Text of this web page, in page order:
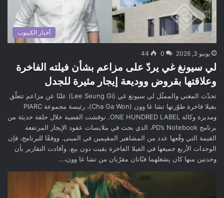
أخبار الكيبوب
يونيو 3, 2026 0
44
لي سيونغ غي يردّ على مزاعم بشأن فيلته الفاخرة
وعلاقتها بقروض ووديعة إيجار مثيرة للجدل
تحدّث المغني والممثّل لي سيونغ غي (Lee Seung Gi) علنًا عن مزاعم تتعلّق
بفيلا فاخرة طوّرتها تشا غا وون (Cha Ga Won)، رئيسة مجموعة PIARC
ومديرة وكالة ONE HUNDRED LABEL. نوقشت القضية خلال حلقة حديثة من
برنامج PD’s Notebook، الذي بحث في ملابسات عقود الإيجار المرتفعة
القيمة التي وقّعها عدد من المشاهير المقيمين في المبنى. ووفقًا للبرنامج، فإن
الوحدات الأربع جميعها في الفيلا الفاخرة بقيت دون بيع. وأفادت التقارير بأن
وحدتين منها كان يشغلهما فنّانان مقرّبان من تشا غا وون،…